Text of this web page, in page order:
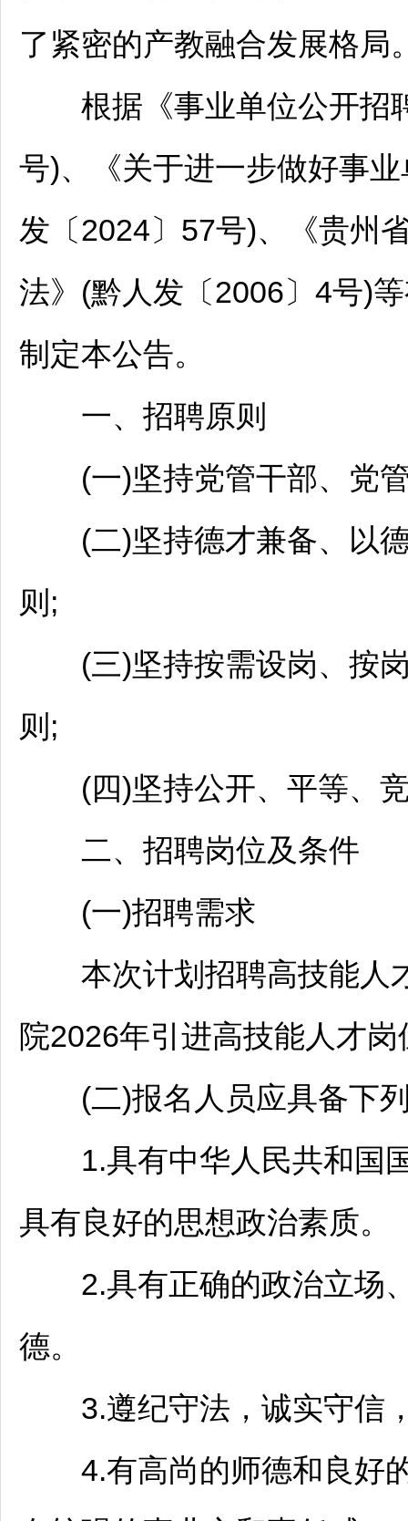
了紧密的产教融合发展格局
根据《事业单位公开招
号)、《关于进一步做好事
发〔2024〕57号)、《贵州
法》(黔人发〔2006〕4号)
制定本公告。
一、 招聘原则
(一)坚持党管干部、党管
(二)坚持德才兼备、以德
则;
(三)坚持按需设岗、按
则;
(四)坚持公开、平等、竞
二、 招聘岗位及条件
(一)招聘需求
本次计划 招聘高技能人
院2026年引进高技能人才
(二)报名人员应具备下列
1.具有中华人民共和国国
具有良好的思想政治素质。
2.具有正确的政治立场、
德。
3.遵纪守法，诚实守信
4.有高尚的师德和良好的